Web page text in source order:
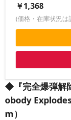
￥1,368
(価格・在庫状況
◆『完全爆弾解
obody
m）